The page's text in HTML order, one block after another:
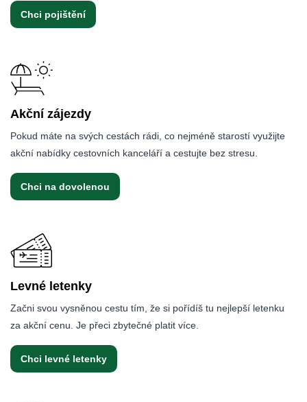
Chci pojištění
Akční zájezdy
Pokud máte na svých cestách rádi, co nejméně starostí využijte
akční nabídky cestovních kanceláří a cestujte bez stresu.
Chci na dovolenou
Levné letenky
Začni svou vysněnou cestu tím, že si pořídíš tu nejlepší letenku
za akční cenu. Je přeci zbytečné platit více.
Chci levné letenky